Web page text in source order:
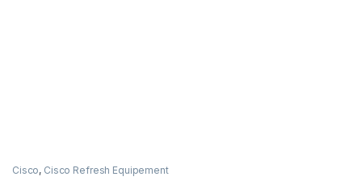
Cisco, Cisco Refresh Equipement